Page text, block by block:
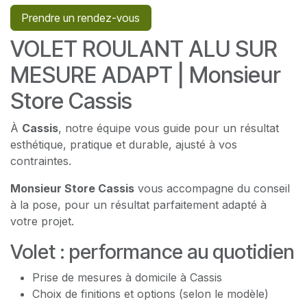
Prendre un rendez-vous
VOLET ROULANT ALU SUR
MESURE ADAPT | Monsieur
Store Cassis
À Cassis, notre équipe vous guide pour un résultat
esthétique, pratique et durable, ajusté à vos
contraintes.
Monsieur Store Cassis vous accompagne du conseil
à la pose, pour un résultat parfaitement adapté à
votre projet.
Volet : performance au quotidien
Prise de mesures à domicile à Cassis
Choix de finitions et options (selon le modèle)